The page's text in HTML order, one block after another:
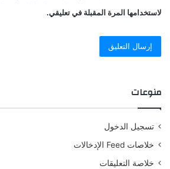
لاستخدامها المرة المقبلة في تعليقي.
منوعات
تسجيل الدخول
خلاصات Feed الإدخالات
خلاصة التعليقات